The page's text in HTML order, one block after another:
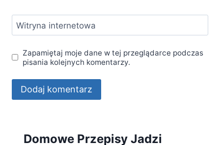
Witryna internetowa
Zapamiętaj moje dane w tej przeglądarce podczas
pisania kolejnych komentarzy.
Domowe Przepisy Jadzi